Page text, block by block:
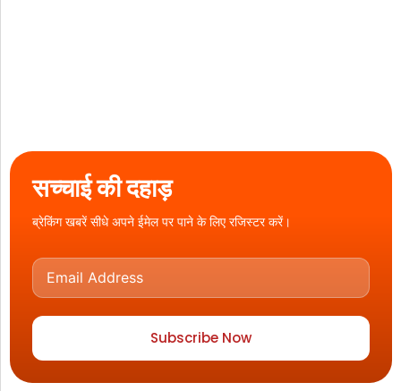
सच्चाई की दहाड़
ब्रेकिंग खबरें सीधे अपने ईमेल पर पाने के लिए रजिस्टर करें।
Subscribe Now